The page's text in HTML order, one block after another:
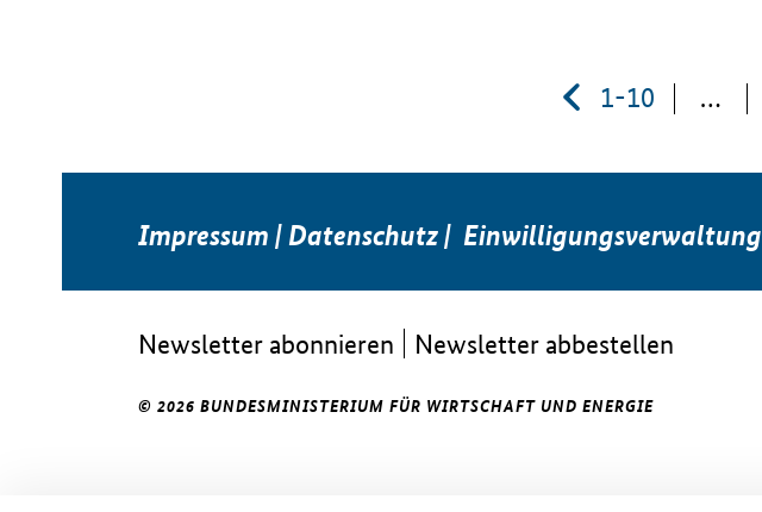
1-10 …
Impressum |Datenschutz| Einwilligungsverwaltung
Newsletter abonnieren Newsletter abbestellen
© 2026 BUNDESMINISTERIUM FÜR WIRTSCHAFT UND ENERGIE